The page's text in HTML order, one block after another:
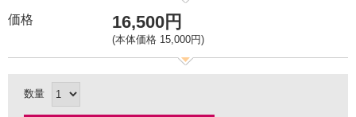
価格 16,500円
(本体価格 15,000円)
数量